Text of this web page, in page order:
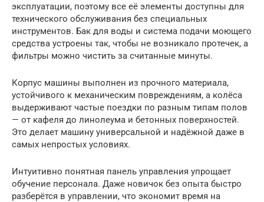
эксплуатации, поэтому все её элементы доступны для
технического обслуживания без специальных
инструментов. Бак для воды и система подачи моющего
средства устроены так, чтобы не возникало протечек, а
фильтры можно чистить за считанные минуты.
Корпус машины выполнен из прочного материала,
устойчивого к механическим повреждениям, а колёса
выдерживают частые поездки по разным типам полов
— от кафеля до линолеума и бетонных поверхностей.
Это делает машину универсальной и надёжной даже в
самых непростых условиях.
Интуитивно понятная панель управления упрощает
обучение персонала. Даже новичок без опыта быстро
разберётся в управлении, что экономит время на